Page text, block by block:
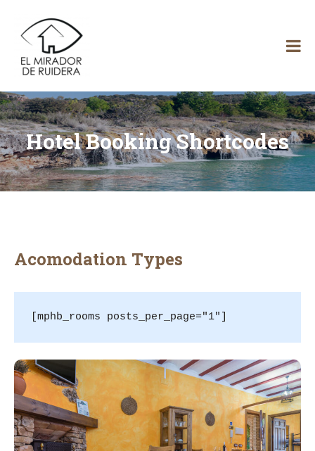
content
El
Mirador
de Ruidera
Hotel Booking Shortcodes
Acomodation Types
[mphb_rooms posts_per_page="1"]